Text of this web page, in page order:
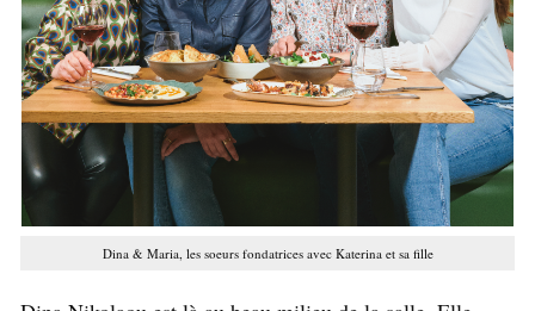
Dina & Maria, les soeurs fondatrices avec Katerina et sa fille